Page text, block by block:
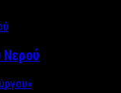
Νερού